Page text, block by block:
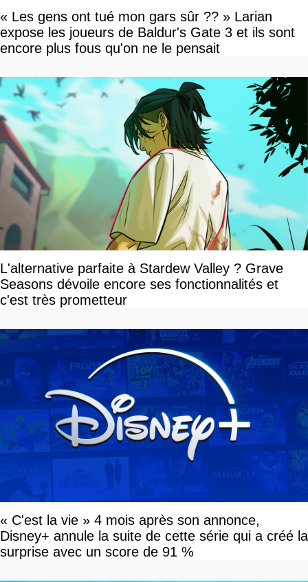
« Les gens ont tué mon gars sûr ?? » Larian
expose les joueurs de Baldur's Gate 3 et ils sont
encore plus fous qu'on ne le pensait
L'alternative parfaite à Stardew Valley ? Grave
Seasons dévoile encore ses fonctionnalités et
c'est très prometteur
« C'est la vie » 4 mois après son annonce,
Disney+ annule la suite de cette série qui a créé la
surprise avec un score de 91 %